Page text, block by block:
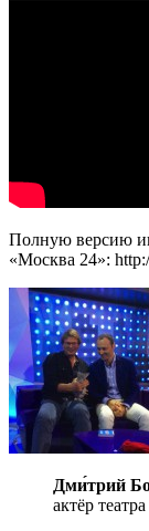
Полную версию
«Москва 24»:
Дми́трий
актёр